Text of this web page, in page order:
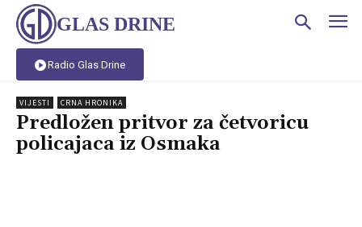
GLAS DRINE
Radio Glas Drine
VIJESTI CRNA HRONIKA
Predložen pritvor za četvoricu
policajaca iz Osmaka